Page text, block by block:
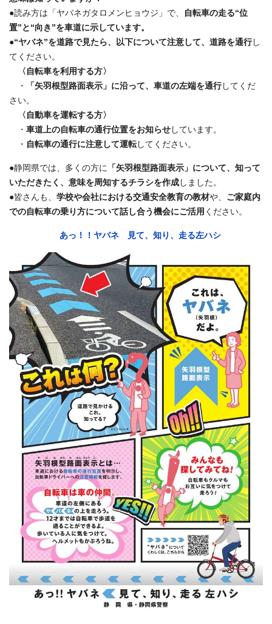
●読み方は「ヤバネガタロメンヒョウジ」で、
自転車の走る“位
置”と“向き”を車道に示しています。
●“ヤバネ”を道路で見たら、以下について注意して、道路を通行し
てください。
〈自転車を利用する方〉
・
「矢羽根型路面表示」に沿って、車道の左端を通行してくだ
さい。
〈自動車を運転する方〉
・ 車道上の自転車の通行位置をお知らせ しています。
・ 自転車の通行に注意して運転 してください。
●静岡県では、多くの方に 「矢羽根型路面表示」について、知って
いただきたく、意味を周知するチラシを作成 しました。
●皆さんも、 学校や会社における交通安全教育の教材や、 ご家庭内
での自転車の乗り方について話し合う機会にご活用 ください。
あっ！！ヤバネ 見て、知り、走る左ハシ